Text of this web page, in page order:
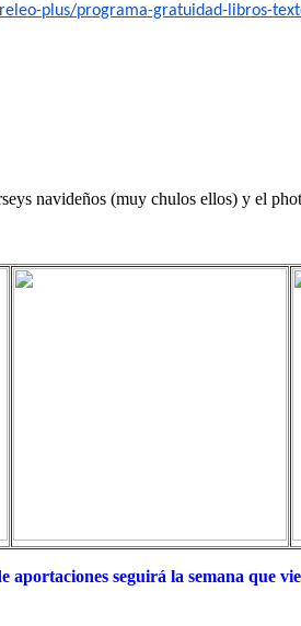
plus/programa-gratuidad- libros-
navideños (muy chulos ellos) y el
aportaciones seguirá la semana que